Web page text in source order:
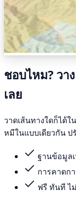
ชอบไหม? วา
เลย
วาดเส้นทางใดก็ได้
หมีในแบบเดียวกัน ป
ฐานข้อมูล
การคาดก
ฟรี ทันที ไ